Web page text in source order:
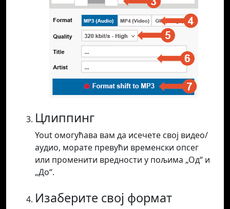
Цлиппинг
Yout омогућава вам да исечете свој видео/
аудио, морате превући временски опсег
или променити вредности у пољима „Од“ и
„До“.
Изаберите свој формат